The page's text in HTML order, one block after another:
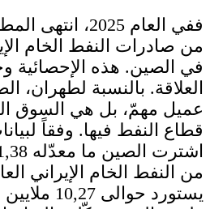
من صادرات النفط الخام
في الصين. هذه
العلاقة. بالنسبة لطهران،
عميل مهمّ، بل هي السوق
قطاع النفط فيها. وفقاً
من النفط الخام الإيراني
يستورد